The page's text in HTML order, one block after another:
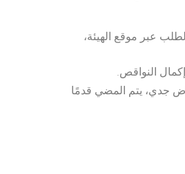
عبر موقع الهيئة،
النواقص.
جدي، يتم المضي قدمًا